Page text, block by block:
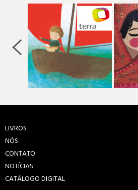
LIVROS
NÓS
CONTATO
NOTÍCIAS
CATÁLOGO DIGITAL